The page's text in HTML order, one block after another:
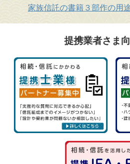
家族信託の書籍３部作の用
提携業者さま